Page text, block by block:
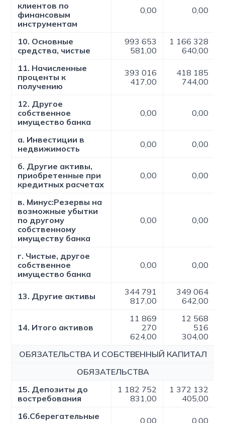
клиентов по
финансовым
инструментам
0,00 0,00
10. Основные
средства, чистые
993 653
581,00
1 166 328
640,00
11. Начисленные
проценты к
получению
393 016
417,00
418 185
744,00
12. Другое
собственное
имущество банка
0,00 0,00
а. Инвестиции в
недвижимость
0,00 0,00
б. Другие активы,
приобретенные при
кредитных расчетах
0,00 0,00
в. Минус:Резервы на
возможные убытки
по другому
собственному
имуществу банка
0,00 0,00
г. Чистые, другое
собственное
имущество банка
0,00 0,00
13. Другие активы
344 791
817,00
349 064
642,00
14. Итого активов
11 869
270
624,00
12 568
516
304,00
ОБЯЗАТЕЛЬСТВА И СОБСТВЕННЫЙ КАПИТАЛ
ОБЯЗАТЕЛЬСТВА
15. Депозиты до
востребования
1 182 752
831,00
1 372 132
405,00
16.Сберегательные
0,00 0,00